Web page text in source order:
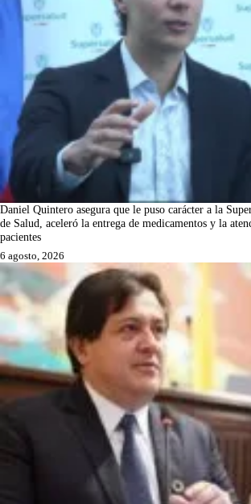
Daniel Quintero asegura que le puso carácter a la
de Salud, aceleró la entrega de medicamentos y la
pacientes
6 agosto, 2026